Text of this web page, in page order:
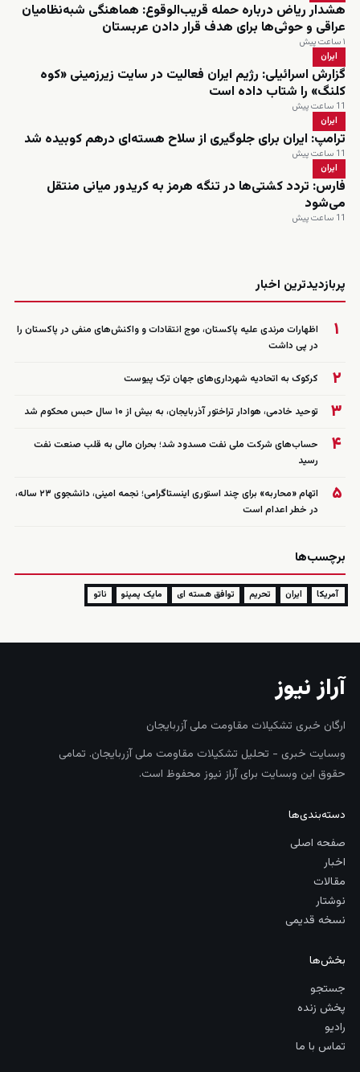
هشدار ریاض درباره حمله قریب‌الوقوع: هماهنگی شبه‌نظامیان
عراقی و حوثی‌ها برای هدف قرار دادن عربستان
۱ ساعت پیش
ایران
گزارش اسرائیلی: رژیم ایران فعالیت در سایت زیرزمینی «کوه
کلنگ» را شتاب داده است
11 ساعت پیش
ایران
ترامپ: ایران برای جلوگیری از سلاح هسته‌ای درهم کوبیده شد
11 ساعت پیش
ایران
فارس: تردد کشتی‌ها در تنگه هرمز به کریدور میانی منتقل
می‌شود
11 ساعت پیش
پربازدیدترین اخبار
۱
اظهارات مرندی علیه پاکستان، موج انتقادات و واکنش‌های منفی در پاکستان را
در پی داشت
۲ کرکوک به اتحادیه شهرداری‌های جهان ترک پیوست
۳ توحید خادمی، هوادار تراختور آذربایجان، به بیش از ۱۰ سال حبس محکوم شد
۴
حساب‌های شرکت ملی نفت مسدود شد؛ بحران مالی به قلب صنعت نفت
رسید
۵
اتهام «محاربه» برای چند استوری اینستاگرامی؛ نجمه امینی، دانشجوی ۲۳ ساله،
در خطر اعدام است
برچسب‌ها
آمریکا ایران تحریم توافق هسته ای مایک پمپئو ناتو
آراز نیوز
ارگان خبری تشکیلات مقاومت ملی آزربایجان
وبسایت خبری - تحلیل تشکیلات مقاومت ملی آزربایجان. تمامی
حقوق این وبسایت برای آراز نیوز محفوظ است.
دسته‌بندی‌ها
صفحه اصلی
اخبار
مقالات
نوشتار
نسخه قدیمی
بخش‌ها
جستجو
پخش زنده
رادیو
تماس با ما